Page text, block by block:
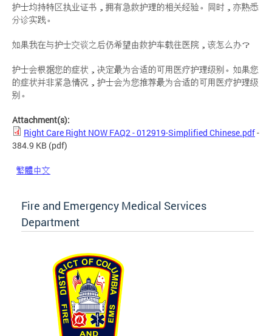
护士均持特区执业证书，拥有急救护理的相关经验。同时，亦熟悉
分诊实践。
如果我在与护士交谈之后仍希望由救护车载往医院，该怎么办？
护士会根据您的症状，决定最为合适的可用医疗护理级别。如果您
的症状并非紧急情况，护士会为您推荐最为合适的可用医疗护理级
别。
Attachment(s):
Right Care Right NOW FAQ2 - 012919-Simplified Chinese.pdf-
384.9 KB (pdf)
繁體中文
Fire and Emergency Medical Services
Department